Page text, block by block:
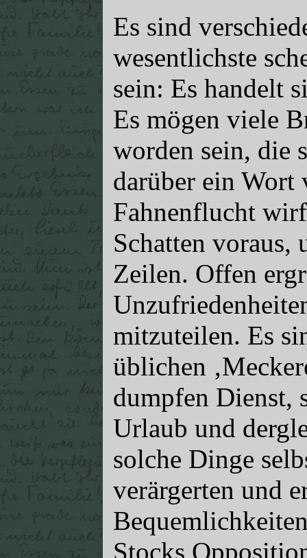
Es sind
wesentlichste
sein: Es handelt
Es mögen viele
worden sein, die
darüber ein Wort
Fahnenflucht
Schatten voraus,
Zeilen. Offen
mitzuteilen. Es
üblichen
dumpfen Dienst,
Urlaub und
solche Dinge
verärgerten und
Stocks